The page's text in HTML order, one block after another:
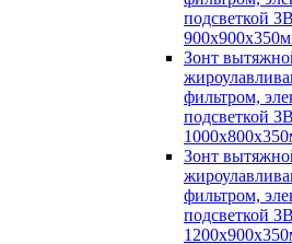
подсветкой
Зонт
фильтром,
подсветкой
Зонт
фильтром,
подсветкой